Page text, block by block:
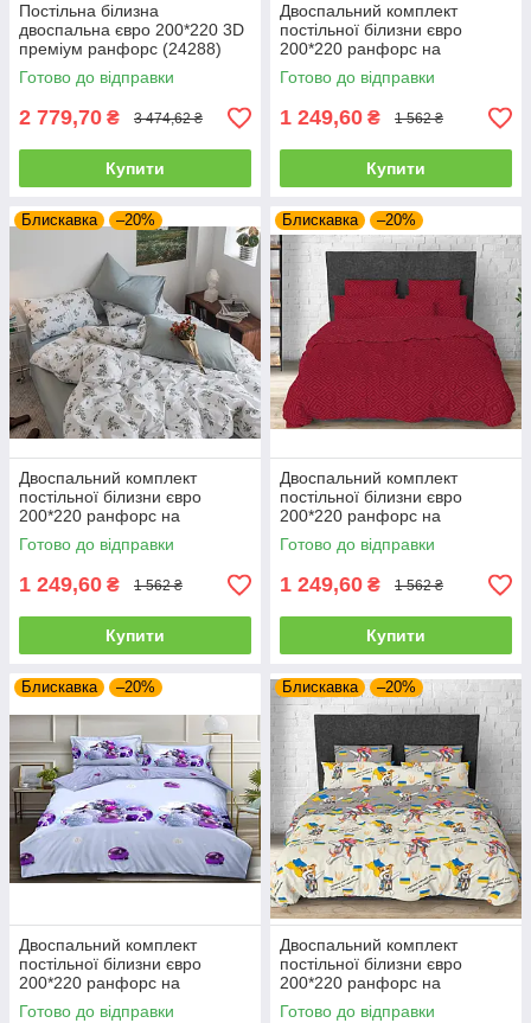
Постільна білизна
двоспальна євро 200*220 3D
преміум ранфорс (24288)
Готово до відправки
2 779,70 ₴ 3 474,62 ₴
Купити
Двоспальний комплект
постільної білизни євро
200*220 ранфорс на
блискавці (24192)
Готово до відправки
1 249,60 ₴ 1 562 ₴
Купити
Блискавка –20%
Двоспальний комплект
постільної білизни євро
200*220 ранфорс на
блискавці (22912)
Готово до відправки
1 249,60 ₴ 1 562 ₴
Купити
Блискавка –20%
Двоспальний комплект
постільної білизни євро
200*220 ранфорс на
блискавці (23057)
Готово до відправки
1 249,60 ₴ 1 562 ₴
Купити
Блискавка –20%
Двоспальний комплект
постільної білизни євро
200*220 ранфорс на
блискавці (21727)
Готово до відправки
Блискавка –20%
Двоспальний комплект
постільної білизни євро
200*220 ранфорс на
блискавці (21784)
Готово до відправки